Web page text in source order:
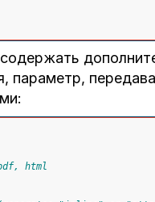
параметр,
html